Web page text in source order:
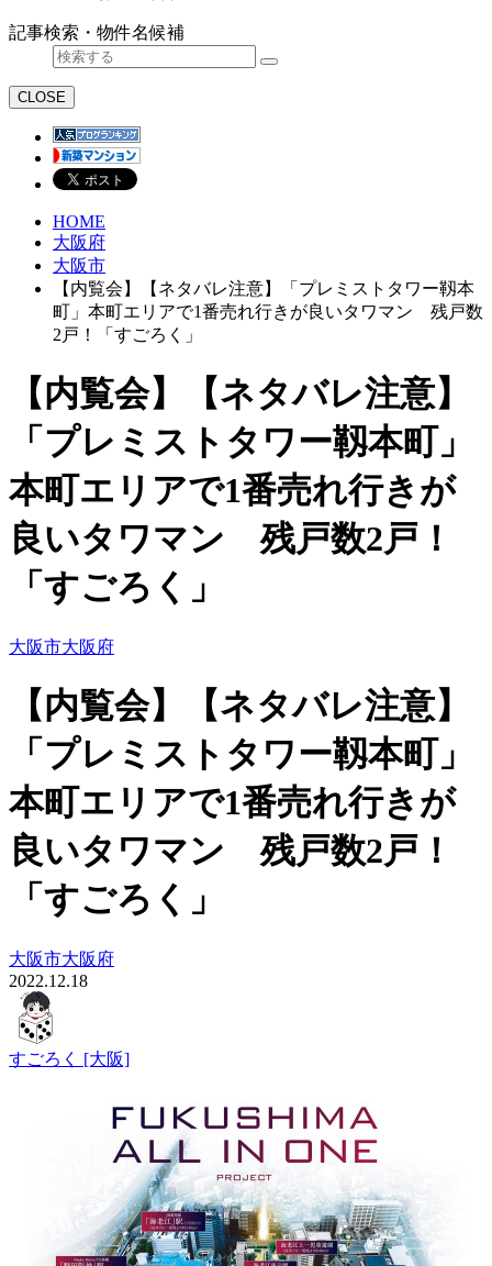
記事検索・物件名候補
CLOSE
HOME
大阪府
大阪市
【内覧会】【ネタバレ注意】「プレミストタワー靱本
町」本町エリアで1番売れ行きが良いタワマン 残戸数
2戸！「すごろく」
【内覧会】【ネタバレ注意】
「プレミストタワー靱本町」
本町エリアで1番売れ行きが
良いタワマン 残戸数2戸！
「すごろく」
大阪市大阪府
【内覧会】【ネタバレ注意】
「プレミストタワー靱本町」
本町エリアで1番売れ行きが
良いタワマン 残戸数2戸！
「すごろく」
大阪市大阪府
2022.12.18
すごろく [大阪]